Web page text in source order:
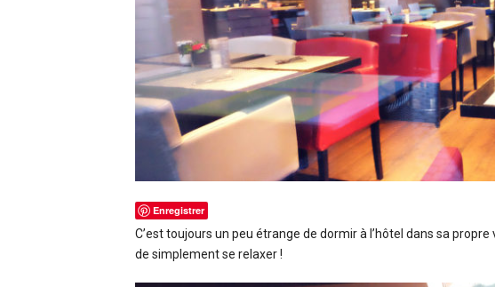
Enregistrer
C’est toujours un peu étrange de dormir à l’hôtel dans sa
de simplement se relaxer !